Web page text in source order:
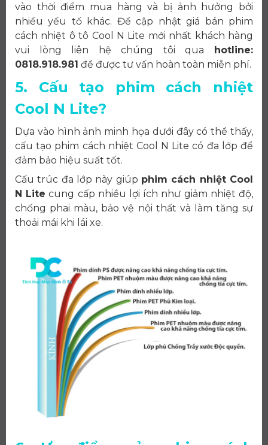
vào thời điểm mua hàng và bị ảnh hưởng bởi
nhiều yếu tố khác. Để cập nhật giá bán phim
cách nhiệt ô tô Cool N Lite mới nhất khách hàng
vui lòng liên hệ chúng tôi qua hotline:
0818.918.981 để được tư vấn hoàn toàn miễn phí.
5. Cấu tạo phim cách nhiệt
Cool N Lite?
Dựa vào hình ảnh minh họa dưới đây có thể thấy,
cấu tạo phim cách nhiệt Cool N Lite có đa lớp để
đảm bảo hiệu suất tốt.
Cấu trúc đa lớp này giúp phim cách nhiệt Cool
N Lite cung cấp nhiều lợi ích như giảm nhiệt độ,
chống phai màu, bảo vệ nội thất và làm tăng sự
thoải mái khi lái xe.